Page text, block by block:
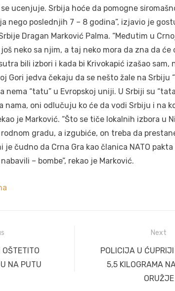
ucenjuje. Srbija hoće da pomogne
nego poslednjih 7 – 8 godina”, izjavio je
Dragan Marković Palma. “Međutim u
neko sa njim, a taj neko mora da zna da će
bili izbori i kada bi Krivokapić izašao sam,
Gori jedva čekaju da se nešto žale na Srbiju
nema “tatu” u Evropskoj uniji. U Srbiji su
nama, oni odlučuju ko će da vodi Srbiju i na
je Marković. “Što se tiče lokalnih izbora u
gradu, a izgubiće, on treba da
je čudno da Crna Gra kao članica NATO
– bombe”, rekao je Marković.
NA PUTU
Next
Next
post:
POLICIJA U
5,5 KILOGRAMA
ORUŽJE